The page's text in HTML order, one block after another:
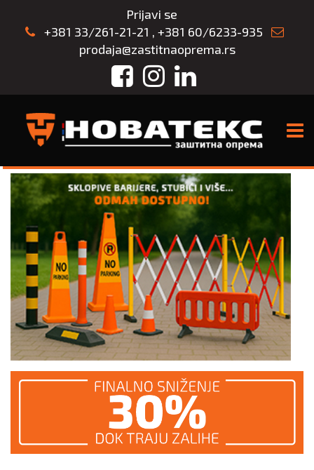
Prijavi se
+381 33/261-21-21 , +381 60/6233-935
prodaja@zastitnaoprema.rs
FacebookInstagram
LinkedIn